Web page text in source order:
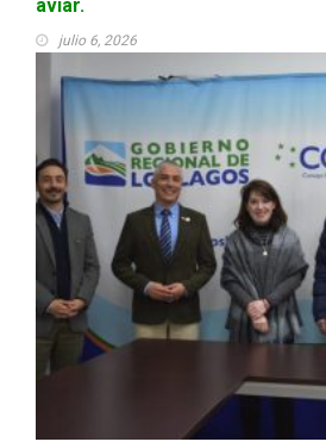
aviar.
julio 6, 2026